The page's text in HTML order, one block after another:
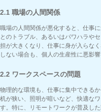
2.1 職場の人間関係
職場の人間関係が悪化すると、仕事
とのトラブル、あるいはパワハラや
担が大きくなり、仕事に身が入らな
しない場合も、個人の生産性に悪影響
2.2 ワークスペースの問題
物理的な環境も、仕事に集中できる
机が狭い、照明が暗いなど、快適な
す。特に、リモートワークが普及し